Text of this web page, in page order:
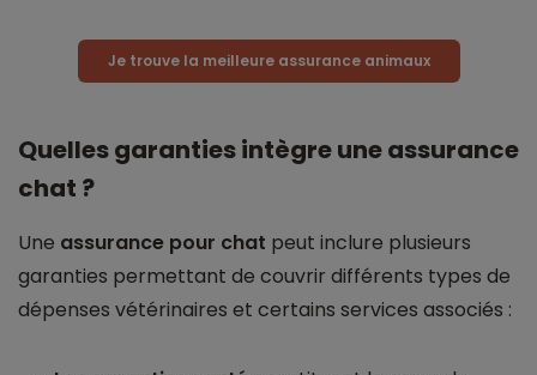
Je trouve la meilleure assurance animaux
Quelles garanties intègre une assurance
chat ?
Une assurance pour chat peut inclure plusieurs
garanties permettant de couvrir différents types de
dépenses vétérinaires et certains services associés :